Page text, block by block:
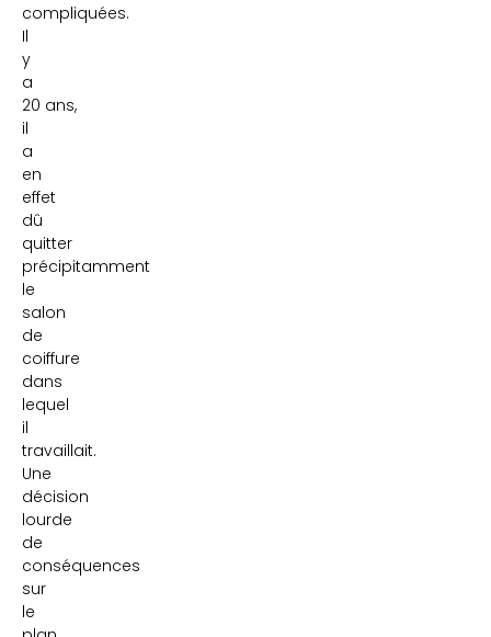
compliquées.
Il
y
a
20 ans,
il
a
en
effet
dû
quitter
précipitamment
le
salon
de
coiffure
dans
lequel
il
travaillait.
Une
décision
lourde
de
conséquences
sur
le